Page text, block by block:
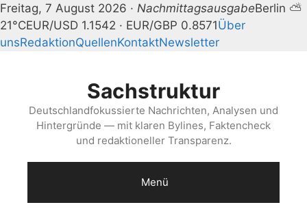
Freitag, 7 August 2026 · NachmittagsausgabeBerlin ⛅
21°CEUR/USD 1.1542 · EUR/GBP 0.8571Über
unsRedaktionQuellenKontaktNewsletter
Sachstruktur
Deutschlandfokussierte Nachrichten, Analysen und
Hintergründe — mit klaren Bylines, Faktencheck
und redaktioneller Transparenz.
Menü